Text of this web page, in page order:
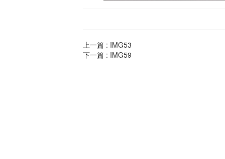
上一篇 : IMG53
下一篇 : IMG59